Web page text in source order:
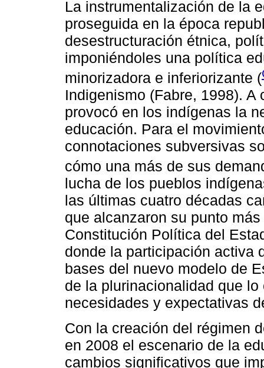
La instrumentalización de la
proseguida en la época
desestructuración étnica,
imponiéndoles una política
minorizadora e inferiorizante (
Indigenismo (Fabre, 1998).
provocó en los indígenas la
educación. Para el
connotaciones subversivas
cómo una más de sus
lucha de los pueblos
las últimas cuatro décadas
que alcanzaron su punto
Constitución Política del
donde la participación activa
bases del nuevo modelo de
de la plurinacionalidad que
necesidades y expectativas
Con la creación del régimen
en 2008 el escenario de la
cambios significativos que